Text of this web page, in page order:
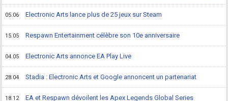
05.06 Electronic Arts lance plus de 25 jeux sur Steam
15.05 Respawn Entertainment célèbre son 10e anniversaire
04.05 Electronic Arts annonce EA Play Live
28.04 Stadia : Electronic Arts et Google annoncent un partenariat
18.12 EA et Respawn dévoilent les Apex Legends Global Series